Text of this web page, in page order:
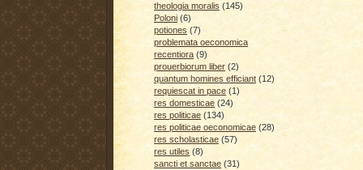
theologia moralis (145)
Poloni (6)
potiones (7)
problemata oeconomica
recentiora (9)
prouerbiorum liber (2)
quantum homines efficiant (12)
requiescat in pace (1)
res domesticae (24)
res politicae (134)
res politicae oeconomicae (28)
res scholasticae (57)
res utiles (8)
sancti et sanctae (31)